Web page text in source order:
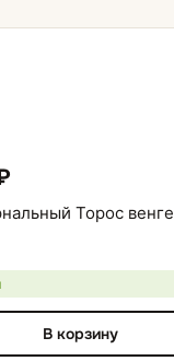
Торос венге
В корзину